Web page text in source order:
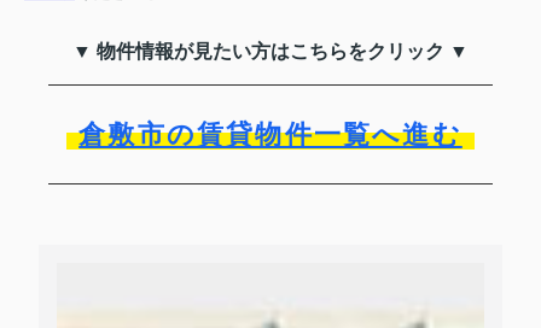
▼ 物件情報が見たい方はこちらをクリック ▼
倉敷市の賃貸物件一覧へ進む